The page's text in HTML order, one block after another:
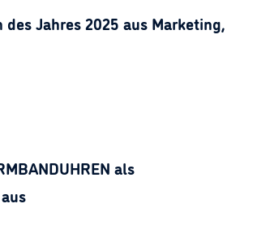
des Jahres 2025 aus Marketing,
als